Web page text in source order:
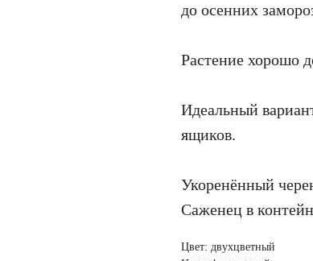
до осенних
Растение хорошо
Идеальный
ящиков.
Укоренённый
Саженец в
Цвет: двухцветный